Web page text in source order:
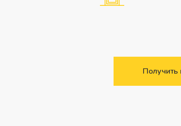
Получить